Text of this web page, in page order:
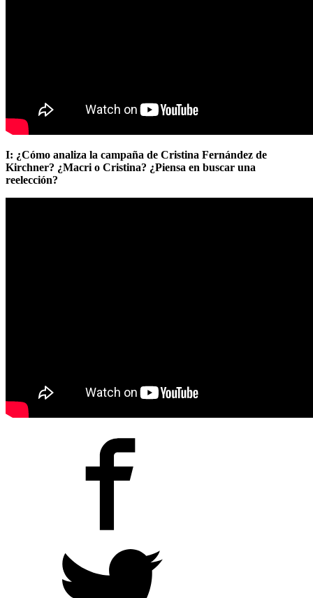
I: ¿Cómo analiza la campaña de Cristina Fernández de
Kirchner? ¿Macri o Cristina? ¿Piensa en buscar una
reelección?